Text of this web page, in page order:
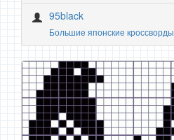
95black
Большие японские кроссворды